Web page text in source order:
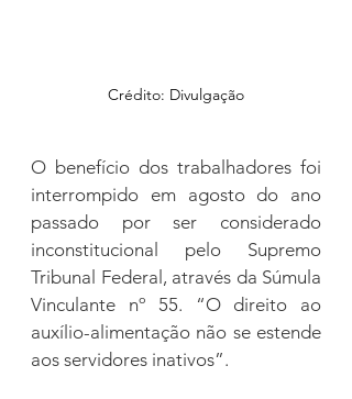
Crédito: Divulgação
O benefício dos trabalhadores foi
interrompido em agosto do ano
passado por ser considerado
inconstitucional pelo Supremo
Tribunal Federal, através da Súmula
Vinculante nº 55. “O direito ao
auxílio-alimentação não se estende
aos servidores inativos”.